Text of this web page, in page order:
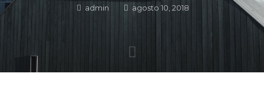
admin agosto 10, 2018